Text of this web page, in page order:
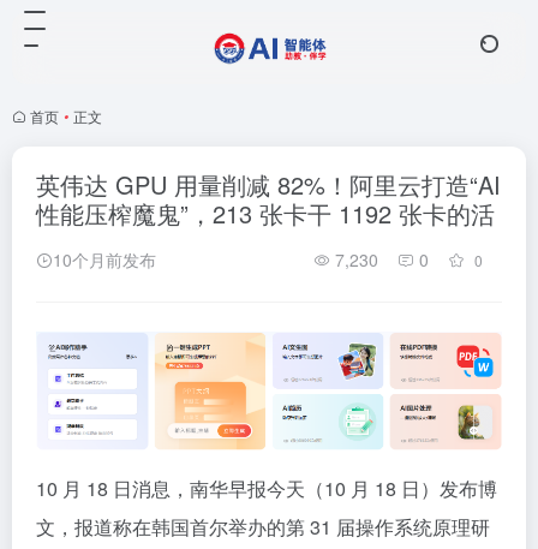
首页 • 正文
英伟达 GPU 用量削减 82%！阿里云打造“AI
性能压榨魔鬼”，213 张卡干 1192 张卡的活
10个月前发布 7,230 0 0
10 月 18 日消息，南华早报今天（10 月 18 日）发布博
文，报道称在韩国首尔举办的第 31 届操作系统原理研